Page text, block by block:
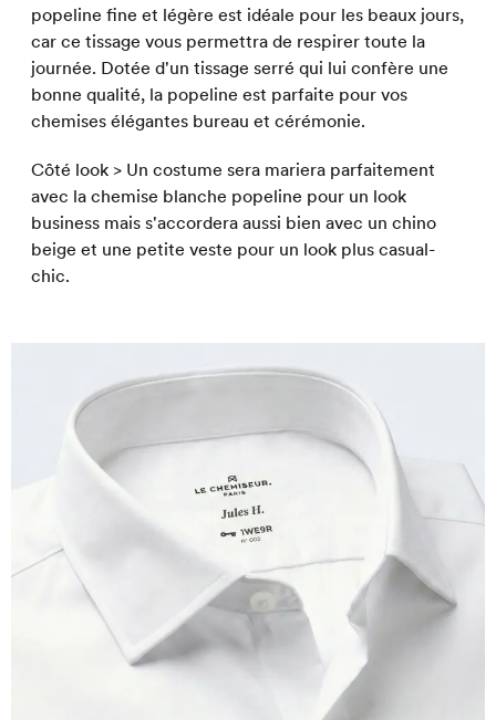
popeline fine et légère est idéale pour les beaux jours,
car ce tissage vous permettra de respirer toute la
journée. Dotée d'un tissage serré qui lui confère une
bonne qualité, la popeline est parfaite pour vos
chemises élégantes bureau et cérémonie.
Côté look > Un costume sera mariera parfaitement
avec la chemise blanche popeline pour un look
business mais s'accordera aussi bien avec un chino
beige et une petite veste pour un look plus casual-
chic.